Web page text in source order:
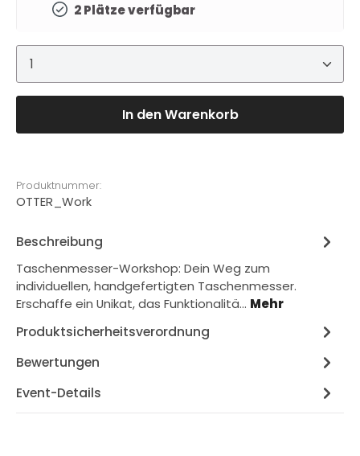
2 Plätze verfügbar
Sa., 05.09.26, 09:00 - 16:00
Schwertstraße 35, 42651 Solingen
4 Plätze verfügbar
Schwertstraße 35, 42651 Solingen
4 Plätze verfügbar
Sa., 19.09.26, 09:00 - 16:00
Manufaktur OTTER-Messer|
Schwertstraße 35, 42651 Solingen
4 Plätze verfügbar
Manufaktur OTTER-Messer
Schwertstraße 35, 42651 Solingen
Produkt Anzahl: Gib den gewünschten Wert
In den Warenkorb
Produktnummer:
OTTER_Work
Beschreibung
Taschenmesser-Workshop: Dein Weg zum
individuellen, handgefertigten Taschenmesser.
Erschaffe ein Unikat, das Funktionalitä… Mehr
Produktsicherheitsverordnung
Bewertungen
Event-Details